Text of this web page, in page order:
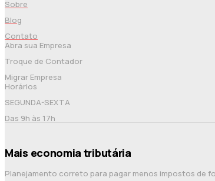
Sobre
Blog
Contato
Abra sua Empresa
Troque de Contador
Migrar Empresa
Horários
SEGUNDA-SEXTA
Das 9h às 17h
Mais economia tributária
Planejamento correto para pagar menos impostos de